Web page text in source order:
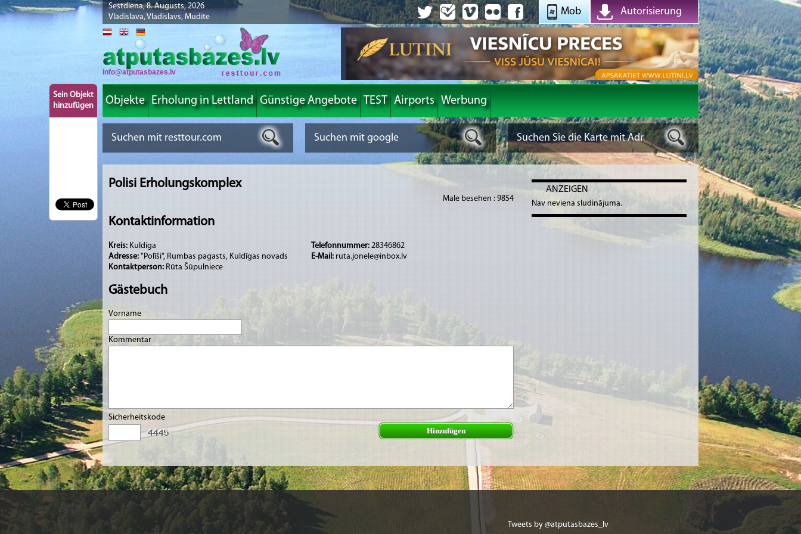
Sestdiena, 8. Augusts, 2026
Vladislava, Vladislavs, Mudīte
Autorisierung
Mob
Sein Objekt
hinzufügen
info@atputasbazes.lv
Objekte Erholung in Lettland Günstige Angebote TEST Airports Werbung
Polisi Erholungskomplex
Male besehen : 9854
Kontaktinformation
Kreis: Kuldiga
Adresse: "Polīši", Rumbas pagasts, Kuldīgas novads
Kontaktperson: Rūta Šūpulniece
Telefonnummer: 28346862
E-Mail: ruta.jonele@inbox.lv
Gästebuch
Vorname
Kommentar
Sicherheitskode
Hinzufügen
ANZEIGEN
Nav neviena sludinājuma.
Tweets by @atputasbazes_lv